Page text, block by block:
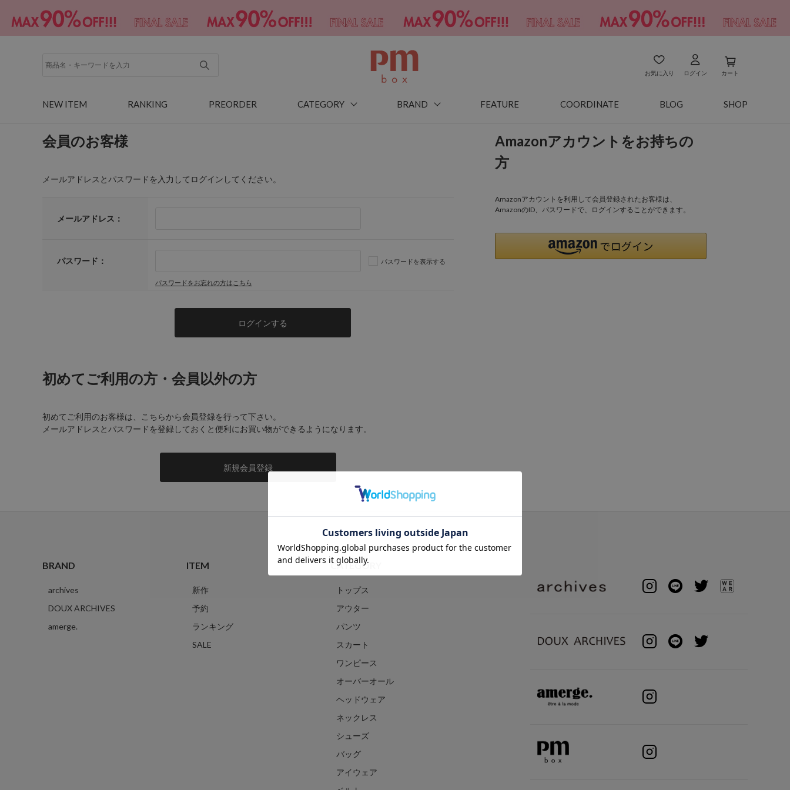
お気に入り ログイン カート
NEW ITEM RANKING PREORDER CATEGORY BRAND FEATURE COORDINATE BLOG SHOP
会員のお客様
メールアドレスとパスワードを入力してログインしてください。
メールアドレス：
パスワード： パスワードを表示する
パスワードをお忘れの方はこちら
Amazonアカウントをお持ちの
方
Amazonアカウントを利用して会員登録されたお客様は、
AmazonのID、パスワードで、ログインすることができます。
初めてご利用の方・会員以外の方
初めてご利用のお客様は、こちらから会員登録を行って下さい。
メールアドレスとパスワードを登録しておくと便利にお買い物ができるようになります。
BRAND
archives
DOUX ARCHIVES
amerge.
ITEM
新作
予約
ランキング
SALE
CATEGORY
トップス
アウター
パンツ
スカート
ワンピース
オーバーオール
ヘッドウェア
ネックレス
シューズ
バッグ
アイウェア